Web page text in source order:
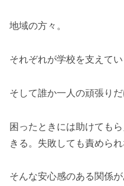
地域の方々。
それぞれが学校を支えてい
そして誰か一人の頑張り
困ったときには助けても
きる。失敗しても責められ
そんな安心感のある関係